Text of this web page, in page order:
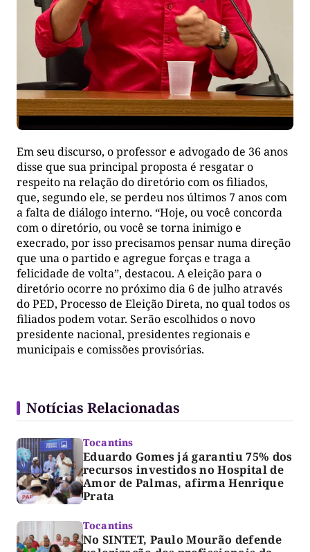
Em seu discurso, o professor e advogado de 36 anos
disse que sua principal proposta é resgatar o
respeito na relação do diretório com os filiados,
que, segundo ele, se perdeu nos últimos 7 anos com
a falta de diálogo interno. “Hoje, ou você concorda
com o diretório, ou você se torna inimigo e
execrado, por isso precisamos pensar numa direção
que una o partido e agregue forças e traga a
felicidade de volta”, destacou. A eleição para o
diretório ocorre no próximo dia 6 de julho através
do PED, Processo de Eleição Direta, no qual todos os
filiados podem votar. Serão escolhidos o novo
presidente nacional, presidentes regionais e
municipais e comissões provisórias.
Notícias Relacionadas
Tocantins
Eduardo Gomes já garantiu 75% dos
recursos investidos no Hospital de
Amor de Palmas, afirma Henrique
Prata
Tocantins
No SINTET, Paulo Mourão defende